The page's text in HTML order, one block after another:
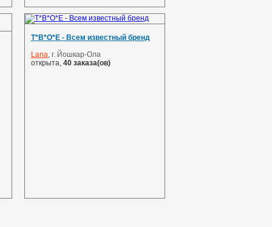
Т*В*О*Е - Всем известный бренд
Lana, г. Йошкар-Ола
открыта, 40 заказа(ов)